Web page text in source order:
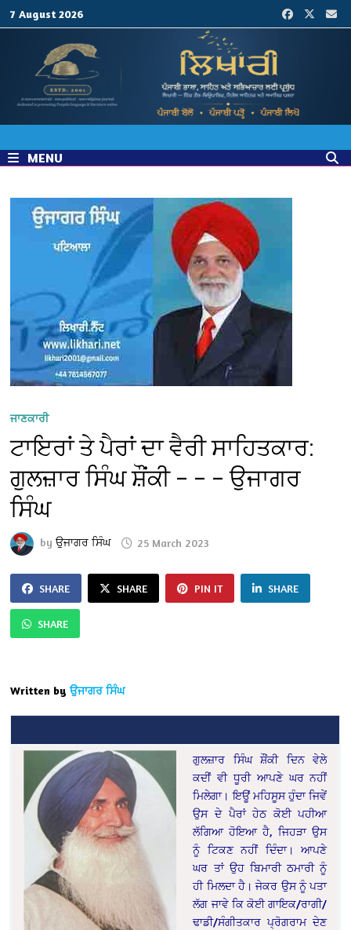
7 August 2026
MENU
ਜਾਣਕਾਰੀ
ਟਾਇਰਾਂ ਤੇ ਪੈਰਾਂ ਦਾ ਵੈਰੀ ਸਾਹਿਤਕਾਰ:
ਗੁਲਜ਼ਾਰ ਸਿੰਘ ਸ਼ੌਂਕੀ – – – ਉਜਾਗਰ
ਸਿੰਘ
byਉਜਾਗਰ ਸਿੰਘ 25 March 2023
SHARE SHARE PIN IT SHARE
SHARE
Written by ਉਜਾਗਰ ਸਿੰਘ
ਗੁਲਜ਼ਾਰ ਸਿੰਘ ਸ਼ੌਂਕੀ ਦਿਨ ਵੇਲੇ
ਕਦੀਂ ਵੀ ਧੂਰੀ ਆਪਣੇ ਘਰ ਨਹੀਂ
ਮਿਲੇਗਾ। ਇਊਂ ਮਹਿਸੂਸ ਹੁੰਦਾ ਜਿਵੇਂ
ਉਸ ਦੇ ਪੈਰਾਂ ਹੇਠ ਕੋਈ ਪਹੀਆ
ਲੱਗਿਆ ਹੋਇਆ ਹੈ, ਜਿਹੜਾ ਉਸ
ਨੂੰ ਟਿਕਣ ਨਹੀਂ ਦਿੰਦਾ। ਆਪਣੇ
ਘਰ ਤਾਂ ਉਹ ਬਿਮਾਰੀ ਠਮਾਰੀ ਨੂੰ
ਹੀ ਮਿਲਦਾ ਹੈ। ਜੇਕਰ ਉਸ ਨੂੰ ਪਤਾ
ਲੱਗ ਜਾਵੇ ਕਿ ਕੋਈ ਗਾਇਕ/ਰਾਗੀ/
ਢਾਡੀ/ਸੰਗੀਤਕਾਰ ਪ੍ਰੋਗਰਾਮ ਦੇਣ